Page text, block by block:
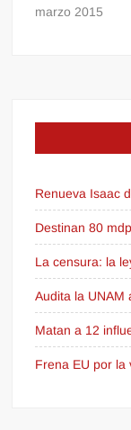
marzo 2015
Renueva Isaac
Destinan 80
La censura: la
Audita la UNAM
Matan a 12
Frena EU por la